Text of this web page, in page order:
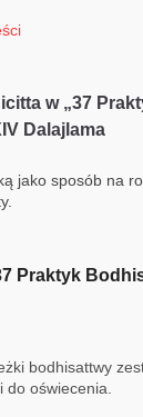
w „37
Dalajlama
jako sposób na
Praktyk
bodhisattwy
oświecenia.